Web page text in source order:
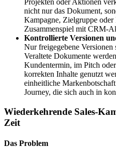
Projekten oder Aktionen
nicht nur das Dokument,
Kampagne, Zielgruppe
Zusammenspiel mit CRM-
Kontrollierte Versionen
Nur freigegebene
Veraltete Dokumente
Kundentermin, im Pitch
korrekten Inhalte genutzt
einheitliche
Journey, die sich auch in
Wiederkehrende Sales-
Zeit
Das Problem